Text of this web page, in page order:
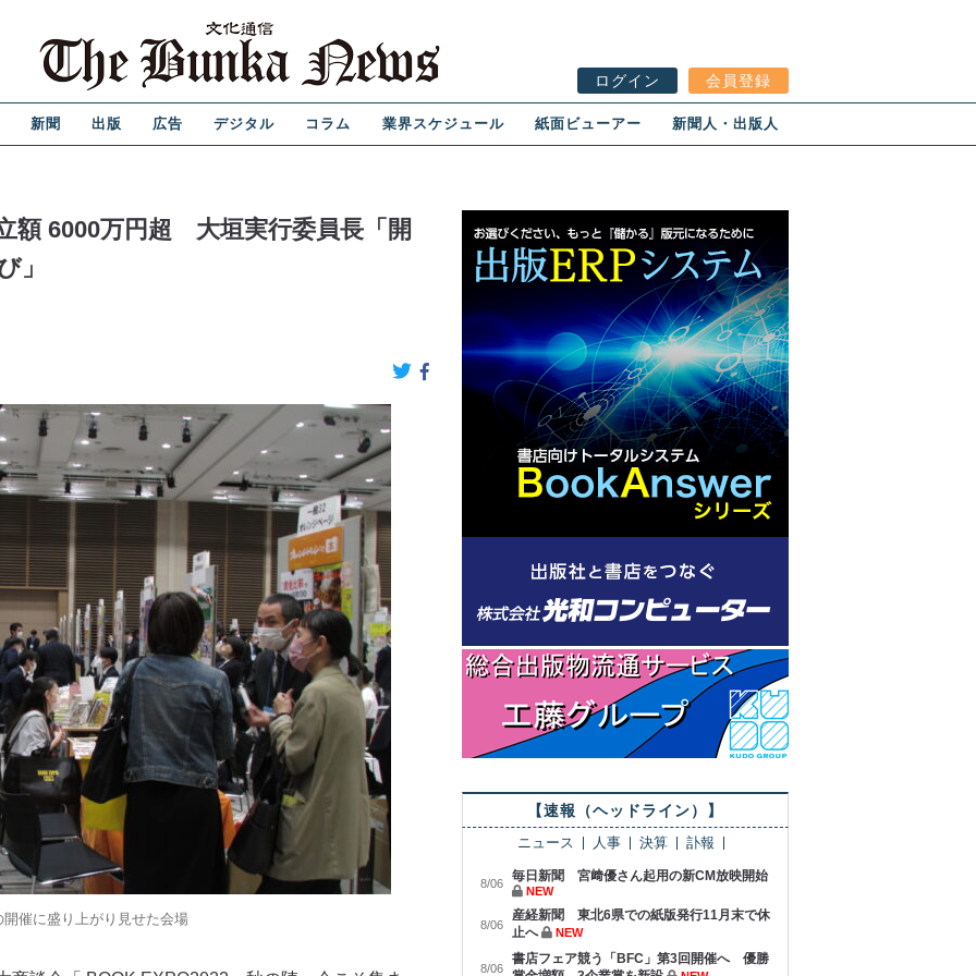
ログイン 会員登録
新聞 出版 広告 デジタル コラム 業界スケジュール 紙面ビューアー 新聞人・出版人
6000万円超 大垣実行委員長「開
」
開催に盛り上がり見せた会場
【速報（ヘッドライン）】
ニュース 人事 決算 訃報
8/06 毎日新聞 宮﨑優さん起用の新CM放映開始
NEW
8/06
産経新聞 東北6県での紙版発行11月末で休
止へ
NEW
8/06
書店フェア競う「BFC」第3回開催へ 優勝